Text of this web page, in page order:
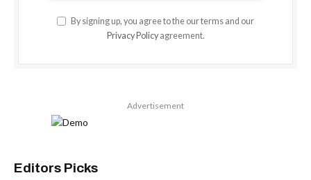
By signing up, you agree to the our terms and our
Privacy Policyagreement.
Advertisement
Editors Picks